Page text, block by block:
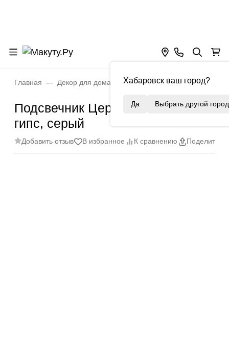
Хабаровск ваш город?
Да Выбрать другой город
Главная Декор для дома Подсвечники Подсвечник
Подсвечник Церковный 4 см,
гипс, серый
Добавить отзыв В избранное К сравнению Поделиться